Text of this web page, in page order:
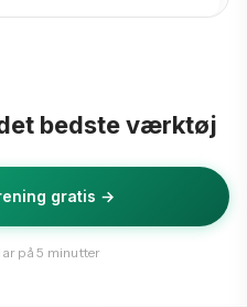
bedste værktøj
gratis →
på 5 minutter